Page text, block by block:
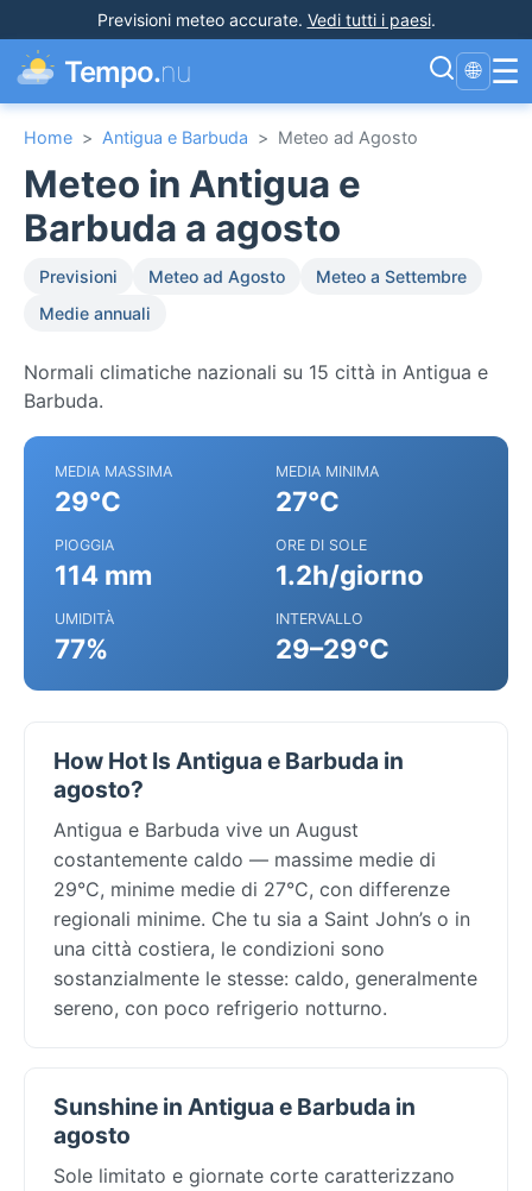
Previsioni meteo accurate. Vedi tutti i paesi.
Tempo.nu 🌐 ☰
Home > Antigua e Barbuda > Meteo ad Agosto
Meteo in Antigua e
Barbuda a agosto
Previsioni Meteo ad Agosto
Meteo a Settembre
Medie annuali
Normali climatiche nazionali su 15 città in Antigua e
Barbuda.
MEDIA MASSIMA
29°C
MEDIA MINIMA
27°C
PIOGGIA
114 mm
ORE DI SOLE
1.2h/giorno
UMIDITÀ
77%
INTERVALLO
29–29°C
How Hot Is Antigua e Barbuda in
agosto?
Antigua e Barbuda vive un August
costantemente caldo — massime medie di
29°C, minime medie di 27°C, con differenze
regionali minime. Che tu sia a Saint John’s o in
una città costiera, le condizioni sono
sostanzialmente le stesse: caldo, generalmente
sereno, con poco refrigerio notturno.
Sunshine in Antigua e Barbuda in
agosto
Sole limitato e giornate corte caratterizzano